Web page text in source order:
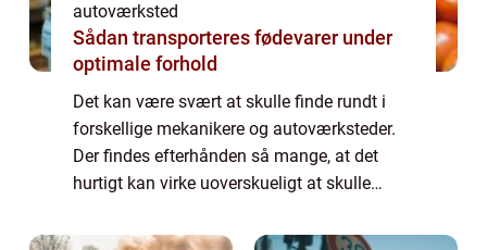
autoværksted
Sådan transporteres fødevarer under
optimale forhold
Det kan være svært at skulle finde rundt i
forskellige mekanikere og autoværksteder.
Der findes efterhånden så mange, at det
hurtigt kan virke uoverskueligt at skulle
egentlig en god mekaniker? Læs med her for